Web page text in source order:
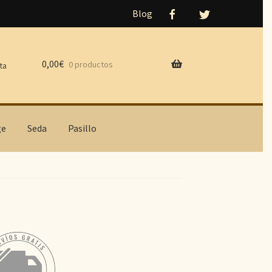
Blog
Seda Pasillo
0,00€ 0 productos